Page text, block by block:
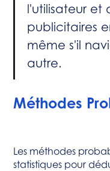
l'utilisateur et
publicitaires
même s'il
autre.
Méthodes
Les méthodes
statistiques pour